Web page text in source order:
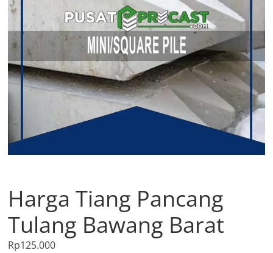
Harga Tiang Pancang
Tulang Bawang Barat
Rp125.000